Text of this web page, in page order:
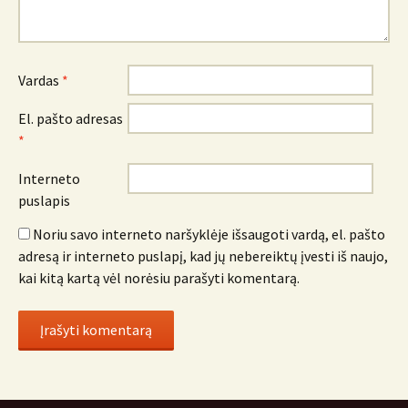
Vardas *
El. pašto adresas
*
Interneto
puslapis
Noriu savo interneto naršyklėje išsaugoti vardą, el. pašto
adresą ir interneto puslapį, kad jų nebereiktų įvesti iš naujo,
kai kitą kartą vėl norėsiu parašyti komentarą.